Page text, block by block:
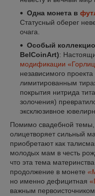
Одна монета в
Статусный оберег
очага.
Особый
BelCoinArt):
модификации
независимого проекта
лимитированным
покрытия нитрида
золочения)
эксклюзивное
Помимо свадебной темы,
олицетворяет сильный
приобретают как
молодых мам в честь
что эта тема
продолжение в монете
но именно дефицитная
важным